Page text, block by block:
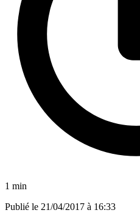
1 min
Publié le 21/04/2017 à 16:33